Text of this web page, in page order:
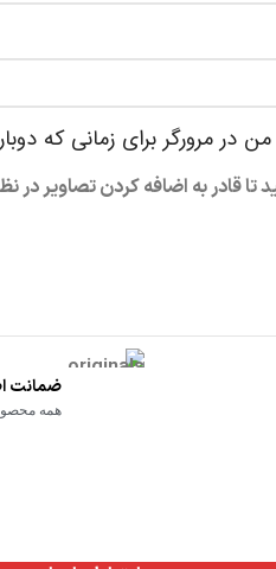
در مرورگر برای زمانی که
قادر به اضافه کردن تصاویر در
ضمانت
همه